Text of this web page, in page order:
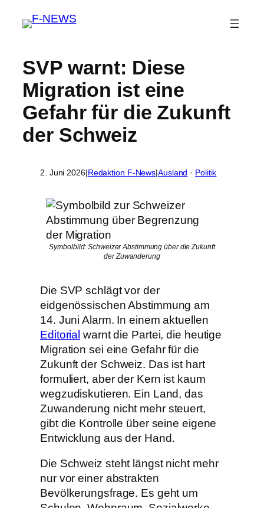
SVP warnt: Diese
Migration ist eine
Gefahr für die Zukunft
der Schweiz
2. Juni 2026|Redaktion F-News|Ausland · Politik
Symbolbild: Schweizer Abstimmung über die Zukunft
der Zuwanderung
Die SVP schlägt vor der
eidgenössischen Abstimmung am
14. Juni Alarm. In einem aktuellen
Editorial warnt die Partei, die heutige
Migration sei eine Gefahr für die
Zukunft der Schweiz. Das ist hart
formuliert, aber der Kern ist kaum
wegzudiskutieren. Ein Land, das
Zuwanderung nicht mehr steuert,
gibt die Kontrolle über seine eigene
Entwicklung aus der Hand.
Die Schweiz steht längst nicht mehr
nur vor einer abstrakten
Bevölkerungsfrage. Es geht um